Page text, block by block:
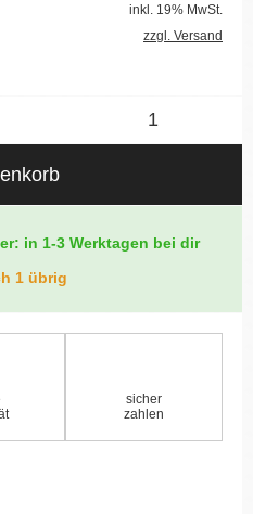
inkl. 19% MwSt.
zzgl. Versand
in 1-3 Werktagen bei dir
1 übrig
sicher
zahlen